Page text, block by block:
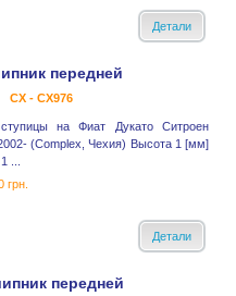
Детали
передней
CX - CX976
на Фиат Дукато Ситроен
(Complex, Чехия) Высота 1 [мм]
...
грн.
Детали
передней